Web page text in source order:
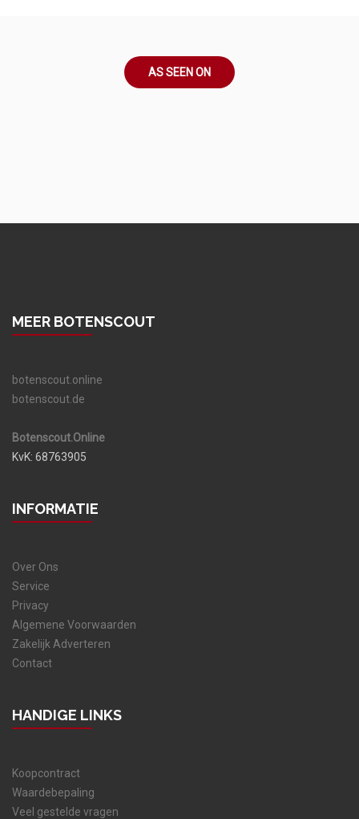
AS SEEN ON
MEER BOTENSCOUT
botenscout.online
botenscout.de
Botenscout.Online
KvK: 68763905
INFORMATIE
Over Ons
Service
Privacy
Algemene Voorwaarden
Zakelijk Adverteren
Contact
HANDIGE LINKS
Koopcontract
Waardebepaling
Veel gestelde vragen